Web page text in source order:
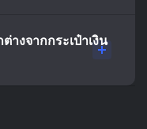
งจากกระเป๋าเงิน